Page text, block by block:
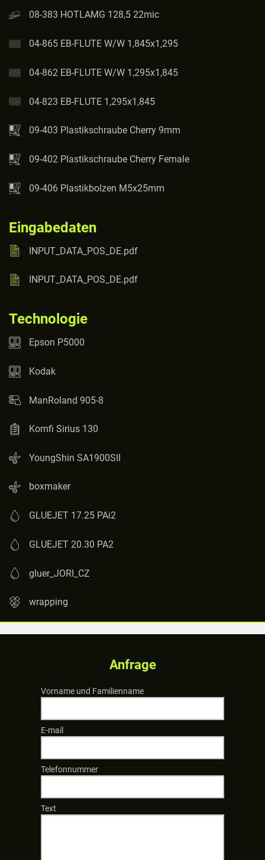
08-383 HOTLAMG 128,5 22mic
04-865 EB-FLUTE W/W 1,845x1,295
04-862 EB-FLUTE W/W 1,295x1,845
04-823 EB-FLUTE 1,295x1,845
09-403 Plastikschraube Cherry 9mm
09-402 Plastikschraube Cherry Female
09-406 Plastikbolzen M5x25mm
Eingabedaten
INPUT_DATA_POS_DE.pdf
INPUT_DATA_POS_DE.pdf
Technologie
Epson P5000
Kodak
ManRoland 905-8
Komfi Sirius 130
YoungShin SA1900SII
boxmaker
GLUEJET 17.25 PAi2
GLUEJET 20.30 PA2
gluer_JORI_CZ
wrapping
Anfrage
Vorname und Familienname
E-mail
Telefonnummer
Text